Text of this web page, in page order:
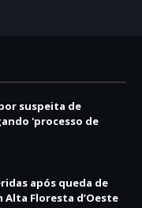
suspeita de
'processo de
após queda de
Alta Floresta d’Oeste